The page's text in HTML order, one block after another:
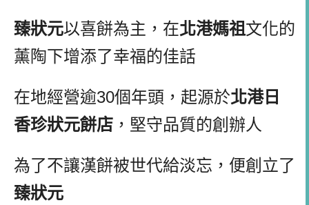
臻狀元以喜餅為主，在北港媽祖文化的
薰陶下增添了幸福的佳話
在地經營逾30個年頭，起源於北港日
香珍狀元餅店 ，堅守品質的創辦人
為了不讓漢餅被世代給淡忘，便創立了
臻狀元